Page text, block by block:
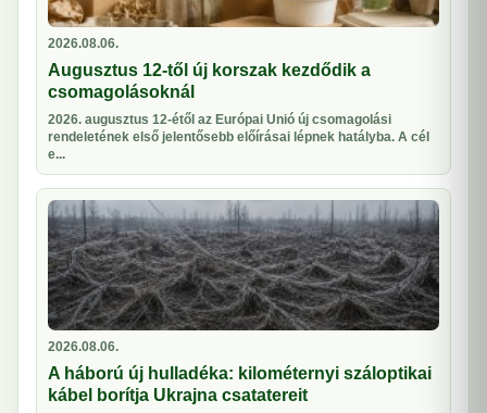
2026.08.06.
Augusztus 12-től új korszak kezdődik a
csomagolásoknál
2026. augusztus 12-étől az Európai Unió új csomagolási
rendeletének első jelentősebb előírásai lépnek hatályba. A cél
e...
2026.08.06.
A háború új hulladéka: kilométernyi száloptikai
kábel borítja Ukrajna csatatereit